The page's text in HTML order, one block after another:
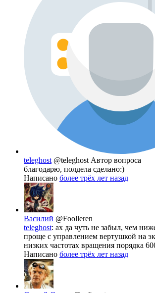
teleghost @teleghost Автор вопроса
благодарю, полдела сделано:)
Написано более трёх лет назад
Василий @Foolleren
teleghost: ах да чуть не забыл, чем
проще с управлением вертушкой на
низких частотах вращения порядка
Написано более трёх лет назад